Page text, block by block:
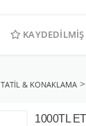
KAYDEDILMIŞ
TATIL & KONAKLAMA >
1000TL